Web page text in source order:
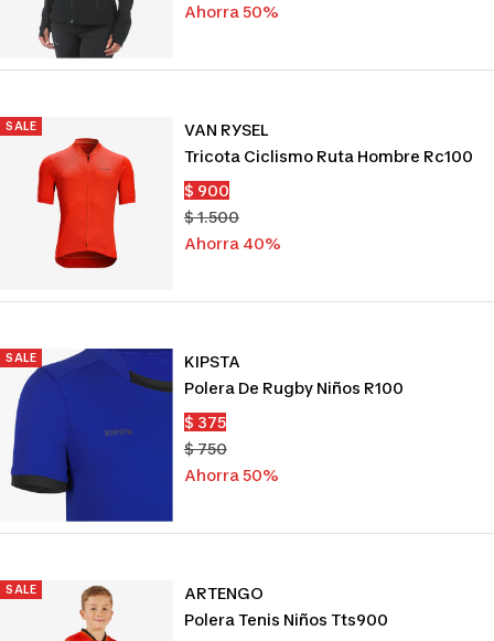
venta
normal
Ahorra 50%
SALE
VAN RYSEL
Tricota Ciclismo Ruta Hombre Rc100
Precio
de
venta
$ 900
Precio
normal
$ 1.500
Ahorra 40%
SALE
KIPSTA
Polera De Rugby Niños R100
Precio
de
venta
$ 375
Precio
normal
$ 750
Ahorra 50%
SALE
ARTENGO
Polera Tenis Niños Tts900